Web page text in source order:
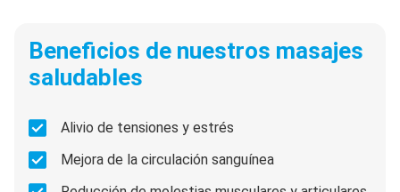
Beneficios de nuestros masajes
saludables
Alivio de tensiones y estrés
Mejora de la circulación sanguínea